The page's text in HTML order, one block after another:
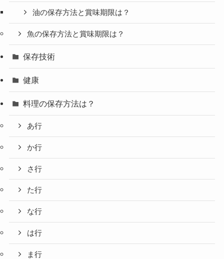
油の保存方法と賞味期限は？
魚の保存方法と賞味期限は？
保存技術
健康
料理の保存方法は？
あ行
か行
さ行
た行
な行
は行
ま行